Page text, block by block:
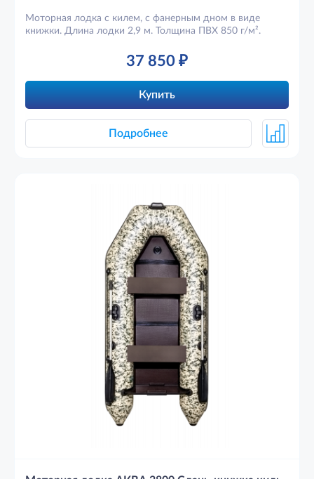
Моторная лодка с килем, с фанерным дном в виде
книжки. Длина лодки 2,9 м. Толщина ПВХ 850 г/м².
37 850 ₽
Купить
Подробнее